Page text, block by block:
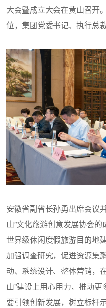
大会暨成立大会在黄山召开
位，集团党委书记、执行总
安徽省副省长孙勇出席会议
山”文化旅游创意发展协会的
世界级休闲度假旅游目的地
加强调查研究，促进资源集
动、系统设计、整体营销，
山”建设上用心用力，推动更
要引领创新发展，树立标杆